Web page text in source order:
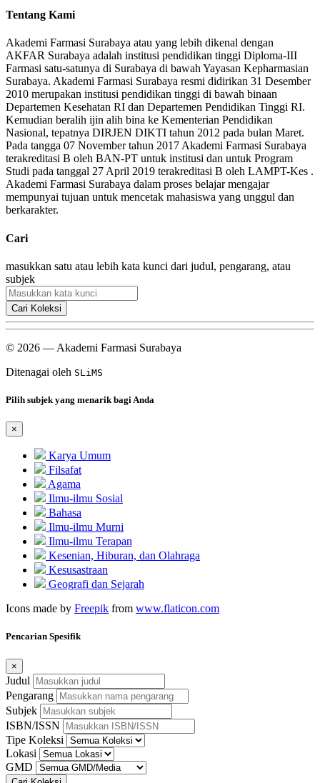
Tentang Kami
Akademi Farmasi Surabaya atau yang lebih dikenal dengan
AKFAR Surabaya adalah institusi pendidikan tinggi Diploma-III
Farmasi satu-satunya di Surabaya di bawah Yayasan Kepharmasian
Surabaya. Akademi Farmasi Surabaya resmi didirikan 31 Desember
2010 merupakan institusi pendidikan tinggi di bawah binaan
Departemen Kesehatan RI dan Departemen Pendidikan Tinggi RI.
Kemudian beralih ijin alih bina ke Kementerian Pendidikan
Nasional, tepatnya DIRJEN DIKTI tahun 2012 pada bulan Maret.
Pada tangga 07 November tahun 2017 Akademi Farmasi Surabaya
terakreditasi B oleh BAN-PT untuk institusi dan untuk Program
Studi pada tanggal 27 April 2019 terakreditasi B oleh LAMPT-Kes .
Akademi Farmasi Surabaya dalam proses belajar mengajar
mempunyai tujuan untuk mencetak mahasiswa yang unggul dan
berkarakter.
Cari
masukkan satu atau lebih kata kunci dari judul, pengarang, atau
subjek
Cari Koleksi
© 2026 — Akademi Farmasi Surabaya
Ditenagai oleh SLiMS
Pilih subjek yang menarik bagi Anda
×
Karya Umum
Filsafat
Agama
Ilmu-ilmu Sosial
Bahasa
Ilmu-ilmu Murni
Ilmu-ilmu Terapan
Kesenian, Hiburan, dan Olahraga
Kesusastraan
Geografi dan Sejarah
Icons made by Freepik from www.flaticon.com
Pencarian Spesifik
×
Judul
Pengarang
Subjek
ISBN/ISSN
Tipe Koleksi
Lokasi
GMD